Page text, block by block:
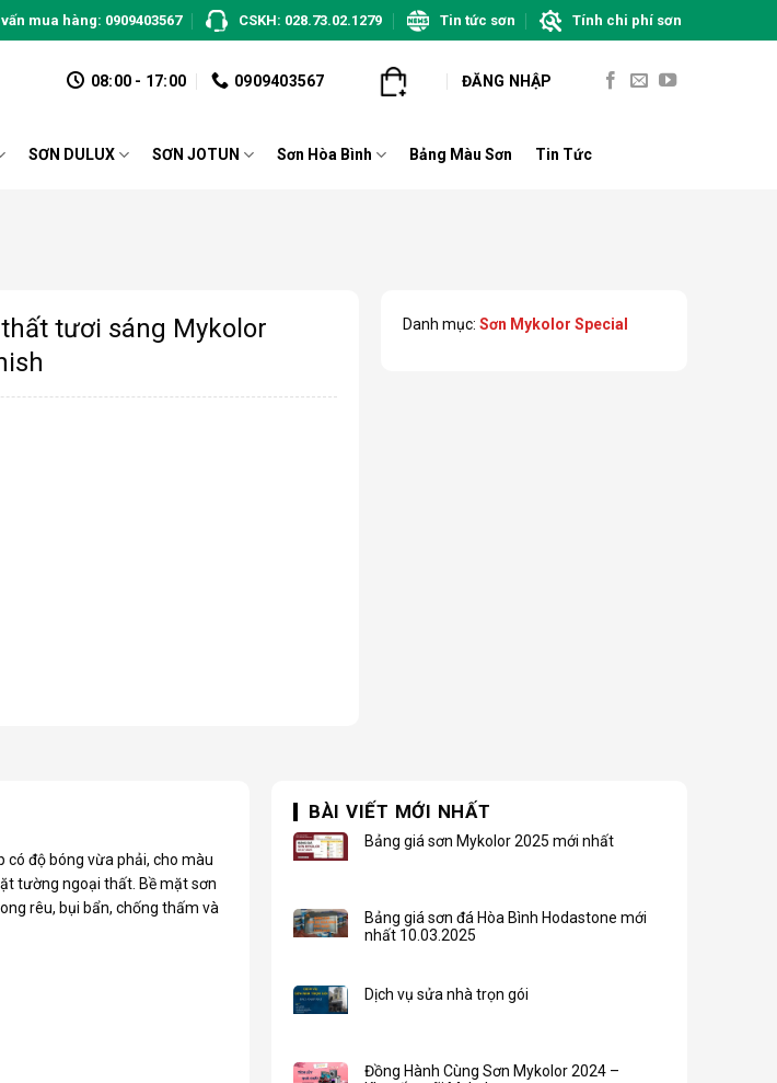
mua hàng: 0909403567 CSKH: 028.73.02.1279 Tin tức sơn Tính chi phí sơn
08:00 - 17:00 0909403567 ĐĂNG NHẬP
SƠN DULUX SƠN JOTUN Sơn Hòa Bình Bảng Màu Sơn Tin Tức
tươi sáng Mykolor
Danh mục: Sơn Mykolor Special
có độ bóng vừa phải, cho màu
tường ngoại thất. Bề mặt sơn
rêu, bụi bẩn, chống thấm và
BÀI VIẾT MỚI NHẤT
Bảng giá sơn Mykolor 2025 mới nhất
Bảng giá sơn đá Hòa Bình Hodastone mới
nhất 10.03.2025
Dịch vụ sửa nhà trọn gói
Đồng Hành Cùng Sơn Mykolor 2024 –